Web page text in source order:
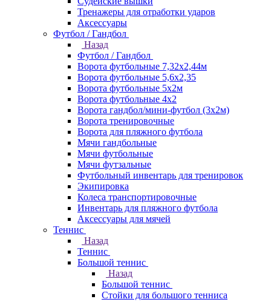
Тренажеры для отработки ударов
Аксессуары
Футбол / Гандбол
Назад
Футбол / Гандбол
Ворота футбольные 7,32х2,44м
Ворота футбольные 5,6х2,35
Ворота футбольные 5х2м
Ворота футбольные 4х2
Ворота гандбол/мини-футбол (3х2м)
Ворота тренировочные
Ворота для пляжного футбола
Мячи гандбольные
Мячи футбольные
Мячи футзальные
Футбольный инвентарь для тренировок
Экипировка
Колеса транспортировочные
Инвентарь для пляжного футбола
Аксессуары для мячей
Теннис
Назад
Теннис
Большой теннис
Назад
Большой теннис
Стойки для большого тенниса